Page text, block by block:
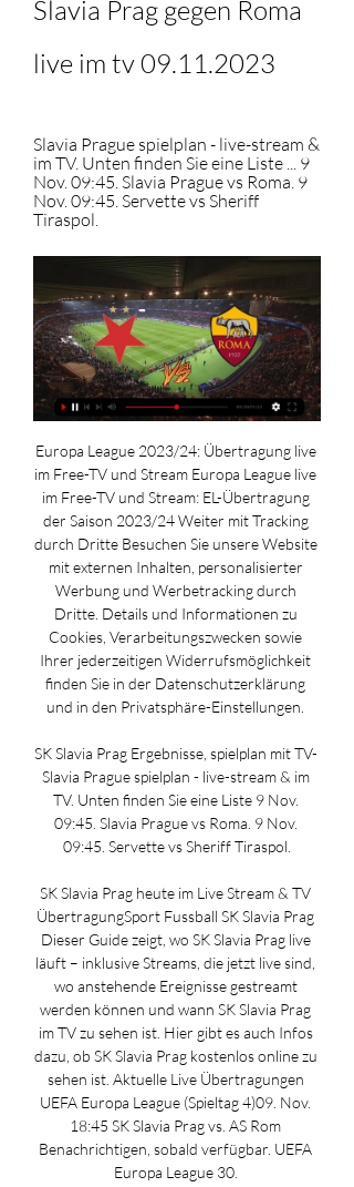
Slavia Prag gegen Roma
live im tv 09.11.2023
Slavia Prague spielplan - live-stream &
im TV. Unten finden Sie eine Liste ... 9
Nov. 09:45. Slavia Prague vs Roma. 9
Nov. 09:45. Servette vs Sheriff
Tiraspol.
Europa League 2023/24: Übertragung live
im Free-TV und Stream﻿ Europa League live
im Free-TV und Stream: EL-Übertragung
der Saison 2023/24 Weiter mit Tracking
durch Dritte Besuchen Sie unsere Website
mit externen Inhalten, personalisierter
Werbung und Werbetracking durch
Dritte. Details und Informationen zu
Cookies, Verarbeitungszwecken sowie
Ihrer jederzeitigen Widerrufsmöglichkeit
finden Sie in der Datenschutzerklärung
und in den Privatsphäre-Einstellungen.
SK Slavia Prag Ergebnisse, spielplan mit TV-
Slavia Prague spielplan - live-stream & im
TV. Unten finden Sie eine Liste 9 Nov.
09:45. Slavia Prague vs Roma. 9 Nov.
09:45. Servette vs Sheriff Tiraspol.
SK Slavia Prag heute im Live Stream & TV
ÜbertragungSport Fussball SK Slavia Prag
Dieser Guide zeigt, wo SK Slavia Prag live
läuft – inklusive Streams, die jetzt live sind,
wo anstehende Ereignisse gestreamt
werden können und wann SK Slavia Prag
im TV zu sehen ist. Hier gibt es auch Infos
dazu, ob SK Slavia Prag kostenlos online zu
sehen ist. Aktuelle Live Übertragungen
UEFA Europa League (Spieltag 4)09. Nov.
18:45 SK Slavia Prag vs. AS Rom
Benachrichtigen, sobald verfügbar. UEFA
Europa League 30.